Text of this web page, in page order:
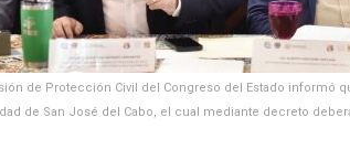
de Protección Civil del Congreso del Estado informó
de San José del Cabo, el cual mediante decreto